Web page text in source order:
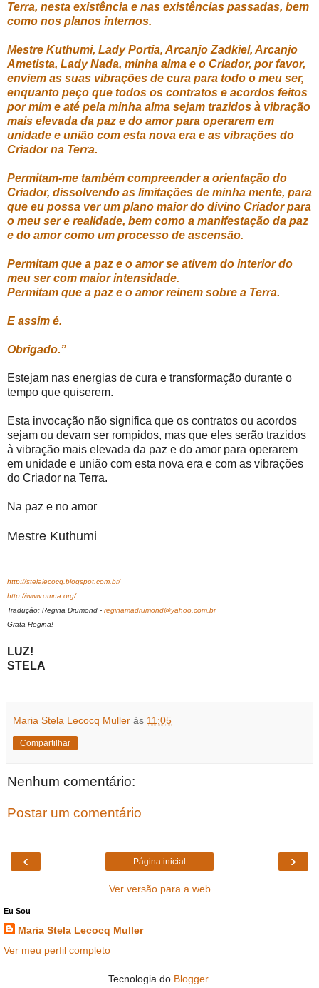
Terra, nesta existência e nas existências passadas, bem
como nos planos internos.
Mestre Kuthumi, Lady Portia, Arcanjo Zadkiel, Arcanjo
Ametista, Lady Nada, minha alma e o Criador, por favor,
enviem as suas vibrações de cura para todo o meu ser,
enquanto peço que todos os contratos e acordos feitos
por mim e até pela minha alma sejam trazidos à vibração
mais elevada da paz e do amor para operarem em
unidade e união com esta nova era e as vibrações do
Criador na Terra.
Permitam-me também compreender a orientação do
Criador, dissolvendo as limitações de minha mente, para
que eu possa ver um plano maior do divino Criador para
o meu ser e realidade, bem como a manifestação da paz
e do amor como um processo de ascensão.
Permitam que a paz e o amor se ativem do interior do
meu ser com maior intensidade.
Permitam que a paz e o amor reinem sobre a Terra.
E assim é.
Obrigado.”
Estejam nas energias de cura e transformação durante o
tempo que quiserem.
Esta invocação não significa que os contratos ou acordos
sejam ou devam ser rompidos, mas que eles serão trazidos
à vibração mais elevada da paz e do amor para operarem
em unidade e união com esta nova era e com as vibrações
do Criador na Terra.
Na paz e no amor
Mestre Kuthumi
http://stelalecocq.blogspot.com.br/
http://www.omna.org/
Tradução: Regina Drumond - reginamadrumond@yahoo.com.br
Grata Regina!
LUZ!
STELA
Maria Stela Lecocq Muller às 11:05
Compartilhar
Nenhum comentário:
Postar um comentário
‹ ›
Página inicial
Ver versão para a web
Eu Sou
Maria Stela Lecocq Muller
Ver meu perfil completo
Tecnologia do Blogger.